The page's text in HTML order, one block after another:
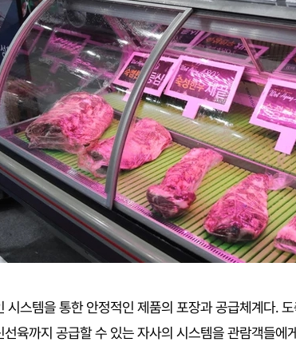
스템을 통한 안정적인 제품의 포장과 공급체계다.
육까지 공급할 수 있는 자사의 시스템을 관람객들에